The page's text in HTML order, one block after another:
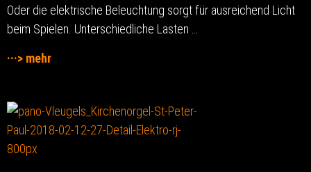
Oder die elektrische Beleuchtung sorgt für ausreichend Licht
beim Spielen. Unterschiedliche Lasten …
···> mehr